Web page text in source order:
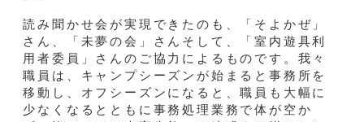
読み聞かせ会が実現できたのも、「そよかぜ」
さん、「未夢の会」さんそして、「室内遊具利
用者委員」さんのご協力によるものです。我々
職員は、キャンプシーズンが始まると事務所を
移動し、オフシーズンになると、職員も大幅に
少なくなるとともに事務処理業務で体が空か